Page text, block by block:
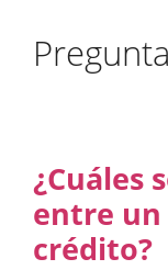
¿Cuáles
entre un
crédito?